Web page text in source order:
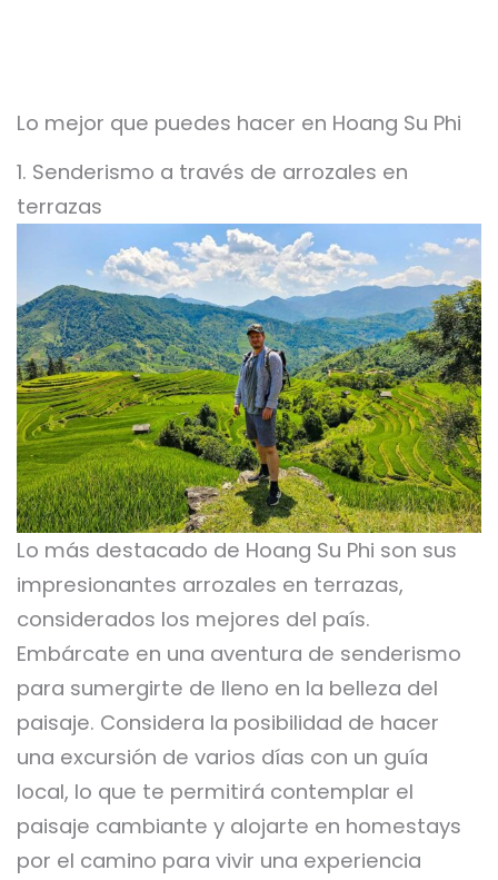
Lo mejor que puedes hacer en Hoang Su Phi
1. Senderismo a través de arrozales en
terrazas
Lo más destacado de Hoang Su Phi son sus
impresionantes arrozales en terrazas,
considerados los mejores del país.
Embárcate en una aventura de senderismo
para sumergirte de lleno en la belleza del
paisaje. Considera la posibilidad de hacer
una excursión de varios días con un guía
local, lo que te permitirá contemplar el
paisaje cambiante y alojarte en homestays
por el camino para vivir una experiencia